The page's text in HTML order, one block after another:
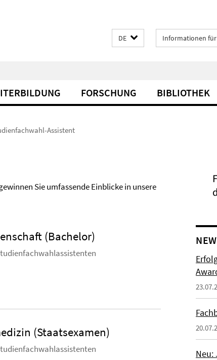
DE Informationen für
FORSCHUNG BIBLIOTHEK
Assistent
Sie umfassende Einblicke in unsere
(Bachelor)
(Staatsexamen)
Neu: